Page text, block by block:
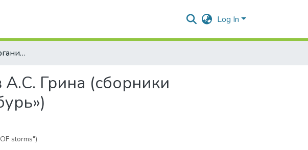
Log In
Внутритекстовая организация рассказов А.С. Грина (сборники «Штурман “Четырех ветров” и «Пролив бурь»)
А.С. Грина (сборники
storms")